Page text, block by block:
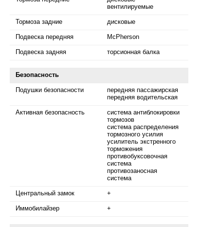
вентилируемые
Тормоза задние дисковые
Подвеска передняя McPherson
Подвеска задняя торсионная балка
Безопасность
Подушки безопасности
передняя пассажирская
передняя водительская
Активная безопасность
система антиблокировки
тормозов
система распределения
тормозного усилия
усилитель экстренного
торможения
противобуксовочная
система
противозаносная
система
Центральный замок +
Иммобилайзер +